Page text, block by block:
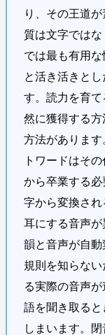
り、その王道
質は文字では
では最も有用
と活き活きと
す。読力を育
然に獲得する
方法がありま
トワードはそ
から卒業する
字から変換さ
耳にする音声
韻と音声が自
規則を知らな
る実際の音声
語を聞き取る
しまいます。